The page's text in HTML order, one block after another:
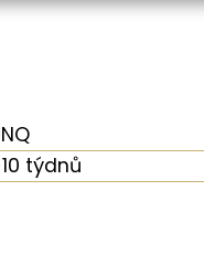
týdnů